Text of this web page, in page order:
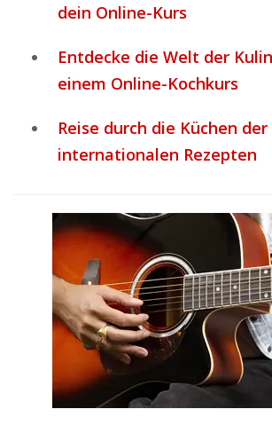
dein Online-Kurs
Entdecke die Welt der
einem Online-Kochkurs
Reise durch die Küchen
internationalen Rezepten